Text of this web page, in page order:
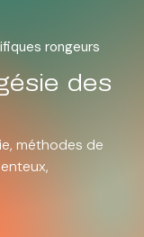
rongeurs
des
méthodes de